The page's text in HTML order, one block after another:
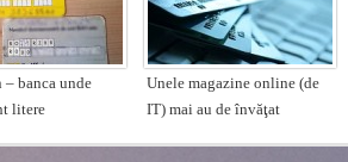
– banca unde
litere
Unele magazine online (de
IT) mai au de învăţat